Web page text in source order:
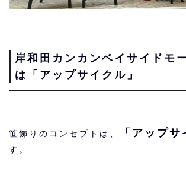
岸和田カンカンベイサイドモ
は「アップサイクル」
笹飾りのコンセプトは、 「アップサ
す。